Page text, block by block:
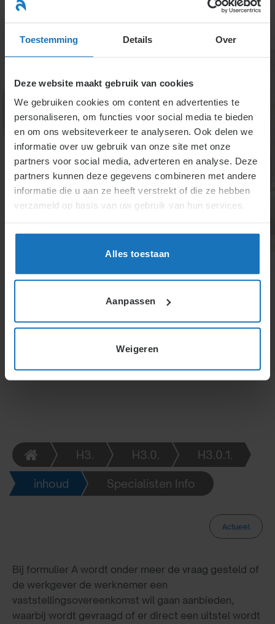
Toestemming Details Over
Deze website maakt gebruik van cookies
We gebruiken cookies om content en advertenties te
personaliseren, om functies voor social media te bieden
en om ons websiteverkeer te analyseren. Ook delen we
informatie over uw gebruik van onze site met onze
partners voor social media, adverteren en analyse. Deze
partners kunnen deze gegevens combineren met andere
informatie die u aan ze heeft verstrekt of die ze hebben
verzameld op basis van uw gebruik van hun services.
Alles toestaan
Aanpassen
Weigeren
naar
inhoud
Kun je uitstel vragen bij
het UWV voor de
onderhandeling over
ontslag?
Bij ontslag via een vaststellingsovereenkomst kan de
werkgever formulier A indienen en direct 14 dagen
overeenstemming vraagt de werkgever nogmaals 14
dagen uitstel vanwege de wettelijke bedenktijd van
de werknemer. Formulieren B en C volgen bij geen
H3. H3.0. H3.0.1.
inhoud Specialisten Info
Actueel
Bij formulier A wordt onder meer de vraag gesteld of
de werkgever de werknemer een
vaststellingsovereenkomst wil gaan aanbieden,
waarbij wordt gevraagd of er direct een uitstel wordt